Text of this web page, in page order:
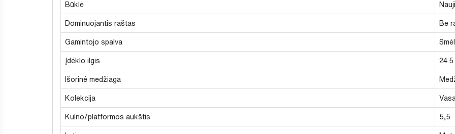
Būklė Nauji
Dominuojantis raštas Be
Gamintojo spalva
Įdėklo ilgis 24.5
Išorinė medžiaga
Kolekcija
Kulno/platformos aukštis 5,5